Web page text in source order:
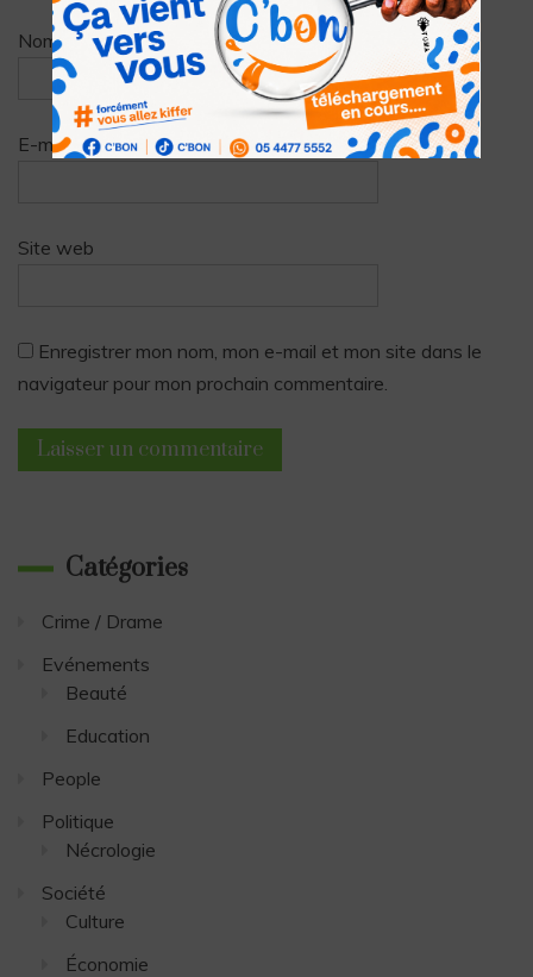
Nom
E-mail *
Site web
Enregistrer mon nom, mon e-mail et mon site dans le
navigateur pour mon prochain commentaire.
Catégories
Crime / Drame
Evénements
Beauté
Education
People
Politique
Nécrologie
Société
Culture
Économie